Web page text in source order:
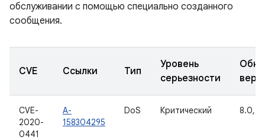
обслуживании с помощью специально созданного
сообщения.
CVE Ссылки Тип
Уровень
серьезности
CVE-
2020-
0441
A-
158304295
DoS Критический 8.0,